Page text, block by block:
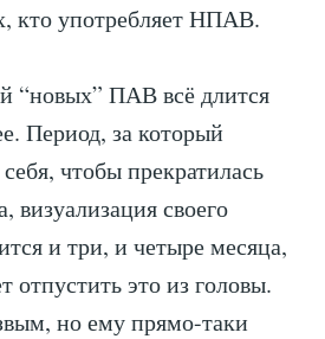
кто употребляет НПАВ.
“новых” ПАВ всё длится
Период, за который
чтобы прекратилась
визуализация своего
и три, и четыре месяца,
отпустить это из головы.
но ему прямо-таки